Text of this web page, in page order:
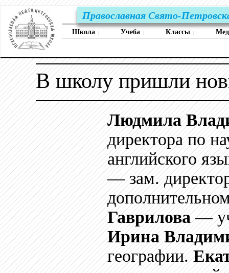
Православная Свято-
Школа ↓ Учеба ↓ Классы ↓
В школу пришли
Людмила
директора по
английского
— зам.
Гаврилова—
Ирина
географии.